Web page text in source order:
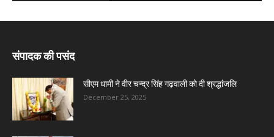
संपादक की पसंद
सीएम धामी ने वीर चन्द्र सिंह गढ़वाली को दी श्रद्धांजलि
December 25, 2025